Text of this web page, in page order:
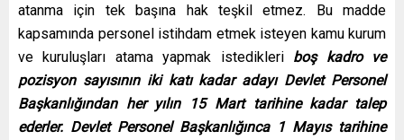
atanma için tek başına hak teşkil etmez. Bu madde
kapsamında personel istihdam etmek isteyen kamu kurum
ve kuruluşları atama yapmak istedikleri boş kadro ve
pozisyon sayısının iki katı kadar adayı Devlet Personel
Başkanlığından her yılın 15 Mart tarihine kadar talep
ederler. Devlet Personel Başkanlığınca 1 Mayıs tarihine